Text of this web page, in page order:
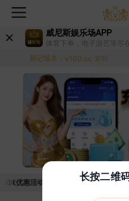
威尼斯娱乐场APP
体育下单，电子游艺等尽
易记域名： v100.cc 复制
取优惠活动的手续麻烦，已新增优
长按二维